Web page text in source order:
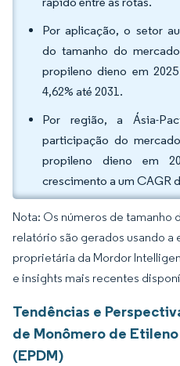
Por aplicação, o setor
do tamanho do
propileno dieno em
4,62% até 2031.
Por região, a Ásia-
participação do
propileno dieno em
crescimento a um CAGR
Nota: Os números de tamanho
relatório são gerados usando
proprietária da Mordor
e insights mais recentes
Tendências e
de Monômero de
(EPDM)